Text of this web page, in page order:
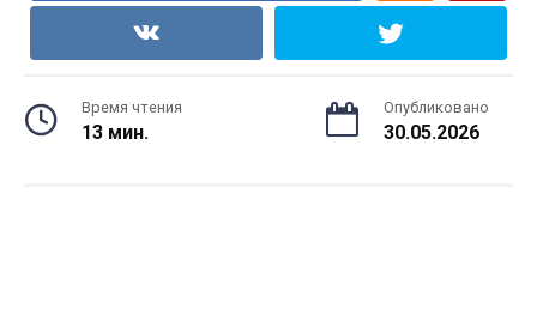
Время чтения
13 мин.
Опубликовано
30.05.2026